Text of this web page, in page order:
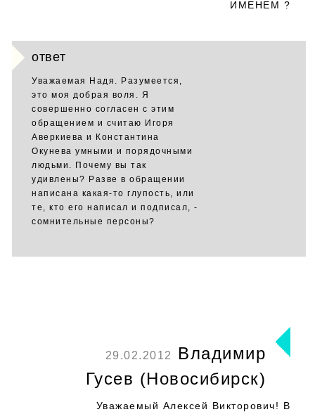
ИМЕНЕМ ?
ответ
Уважаемая Надя. Разумеется,
это моя добрая воля. Я
совершенно согласен с этим
обращением и считаю Игоря
Аверкиева и Константина
Окунева умными и порядочными
людьми. Почему вы так
удивлены? Разве в обращении
написана какая-то глупость, или
те, кто его написал и подписал, -
сомнительные персоны?
29.02.2012
Владимир
Гусев (Новосибирск)
Уважаемый Алексей Викторович! В